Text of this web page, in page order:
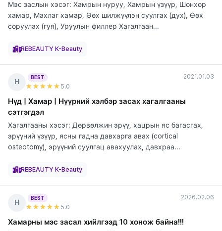
Мэс заслын хэсэг: Хамрын нуруу, Хамрын үзүүр, Шонхор
хамар, Махлаг хамар, Өөх шилжүүлэн суулгах (дух), Өөх
соруулах (гуя), Уруулын филлер Хагалгаан...
REBEAUTY K-Beauty
Н
BEST
★★★★★ 5.0
2021.01.03
Нүд | Хамар | Нүүрний хэлбэр засах хагалгааны
сэтгэгдэл
Хагалгааны хэсэг: Дөрвөлжин эрүү, хацрын яс багасгах,
эрүүний үзүүр, ясны гадна давхарга авах (cortical
osteotomy), эрүүний суулгац авахуулах, давхраа...
REBEAUTY K-Beauty
Н
BEST
★★★★★ 5.0
2026.02.06
Хамарны мэс засал хийлгээд 10 хонож байна!!!